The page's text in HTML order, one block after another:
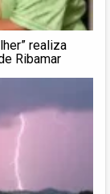
realiza
Ribamar